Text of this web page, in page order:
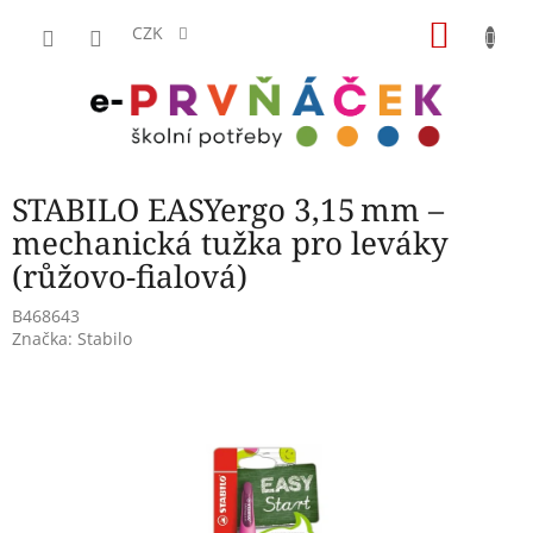
CZK
STABILO EASYergo 3,15 mm –
mechanická tužka pro leváky
(růžovo‑fialová)
B468643
Značka: Stabilo